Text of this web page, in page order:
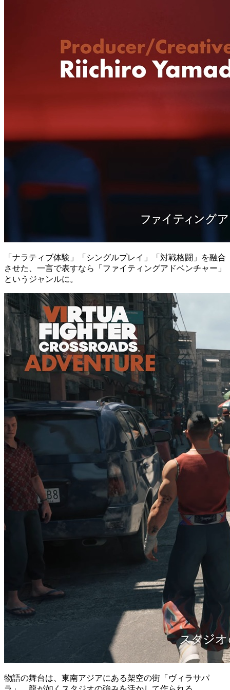
「ナラティブ体験」「シングルプレイ」「対戦格闘」を融合
させた、一言で表すなら「ファイティングアドベンチャー」
というジャンルに。
物語の舞台は、東南アジアにある架空の街「ヴィラサパ